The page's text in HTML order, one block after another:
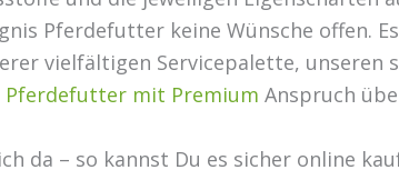
Pferdefutter keine Wünsche offen.
vielfältigen Servicepalette,
Pferdefutter mit Premium Anspruch
da – so kannst Du es sicher online